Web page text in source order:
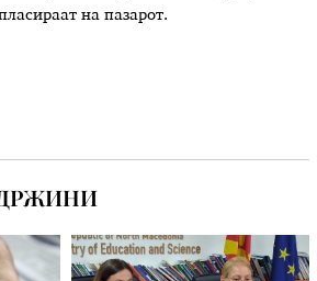
на пазарот.